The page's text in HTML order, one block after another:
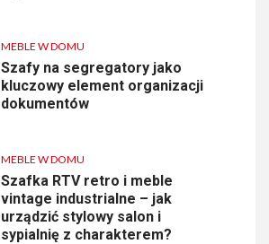
MEBLE W DOMU
Szafy na segregatory jako
kluczowy element organizacji
dokumentów
MEBLE W DOMU
Szafka RTV retro i meble
vintage industrialne – jak
urządzić stylowy salon i
sypialnię z charakterem?